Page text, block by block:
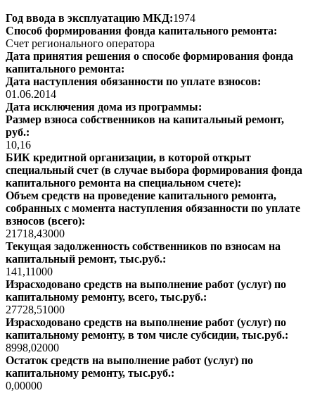
Год ввода в эксплуатацию МКД:1974
Способ формирования фонда капитального ремонта:
Счет регионального оператора
Дата принятия решения о способе формирования фонда
капитального ремонта:
Дата наступления обязанности по уплате взносов:
01.06.2014
Дата исключения дома из программы:
Размер взноса собственников на капитальный ремонт,
руб.:
10,16
БИК кредитной организации, в которой открыт
специальный счет (в случае выбора формирования фонда
капитального ремонта на специальном счете):
Объем средств на проведение капитального ремонта,
собранных с момента наступления обязанности по уплате
взносов (всего):
21718,43000
Текущая задолженность собственников по взносам на
капитальный ремонт, тыс.руб.:
141,11000
Израсходовано средств на выполнение работ (услуг) по
капитальному ремонту, всего, тыс.руб.:
27728,51000
Израсходовано средств на выполнение работ (услуг) по
капитальному ремонту, в том числе субсидии, тыс.руб.:
8998,02000
Остаток средств на выполнение работ (услуг) по
капитальному ремонту, тыс.руб.:
0,00000